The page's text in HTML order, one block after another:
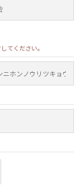
てください。